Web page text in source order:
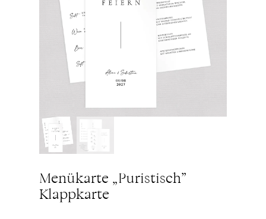
Menükarte „Puristisch”
Klappkarte